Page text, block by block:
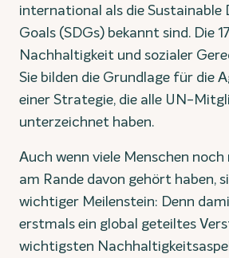
international als die Sustainable
Goals (SDGs) bekannt sind. Die
Nachhaltigkeit und sozialer
Sie bilden die Grundlage für die
einer Strategie, die alle UN-
unterzeichnet haben.
Auch wenn viele Menschen
am Rande davon gehört haben,
wichtiger Meilenstein: Denn
erstmals ein global geteiltes
wichtigsten